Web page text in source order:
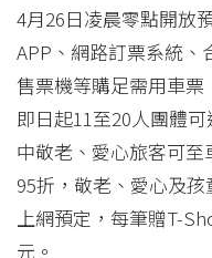
4月26日凌晨零點開放
APP、網路訂票系統、
售票機等購足需用車票
即日起11至20人團體
中敬老、愛心旅客可
95折，敬老、愛心及
上網預定，每筆贈T-
元。